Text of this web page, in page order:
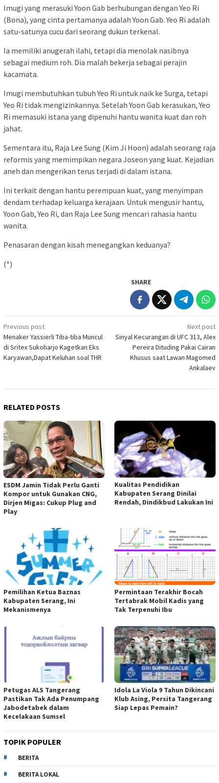
Imugi yang merasuki Yoon Gab berhubungan dengan Yeo Ri
(Bona), yang cinta pertamanya adalah Yoon Gab. Yeo Ri adalah
satu-satunya cucu dari seorang dukun terkenal.
Ia memiliki anugerah ilahi, tetapi dia menolak nasibnya
sebagai medium roh. Dia malah bekerja sebagai perajin
kacamata.
Imugi membutuhkan tubuh Yeo Ri untuk naik ke Surga, tetapi
Yeo Ri tidak mengizinkannya. Setelah Yoon Gab kerasukan, Yeo
Ri memasuki istana yang dipenuhi hantu wanita kuat dan roh
jahat.
Sementara itu, Raja Lee Sung (Kim Ji Hoon) adalah seorang raja
reformis yang memimpikan negara Joseon yang kuat. Kejadian
aneh dan mengerikan terus terjadi di dalam istana.
Ini terkait dengan hantu perempuan kuat, yang menyimpan
dendam terhadap keluarga kerajaan. Untuk mengusir hantu,
Yoon Gab, Yeo Ri, dan Raja Lee Sung mencari rahasia hantu
wanita.
Penasaran dengan kisah menegangkan keduanya?
(*)
SHARE
Post
navigation
Previous post
Menaker Yassierli Tiba-tiba Muncul
di Sritex Sukoharjo Kagetkan Eks
Karyawan,Dapat Keluhan soal THR
Next post
Sinyal Kecurangan di UFC 313, Alex
Pereira Dituding Pakai Cairan
Khusus saat Lawan Magomed
Ankalaev
RELATED POSTS
ESDM Jamin Tidak Perlu Ganti
Kompor untuk Gunakan CNG,
Dirjen Migas: Cukup Plug and
Play
Kualitas Pendidikan
Kabupaten Serang Dinilai
Rendah, Dindikbud Lakukan Ini
Pemilihan Ketua Baznas
Kabupaten Serang, Ini
Mekanismenya
Permintaan Terakhir Bocah
Tertabrak Mobil Kadis yang
Tak Terpenuhi Ibu
Petugas ALS Tangerang
Pastikan Tak Ada Penumpang
Jabodetabek dalam
Kecelakaan Sumsel
Idola La Viola 9 Tahun Dikincani
Klub Asing, Persita Tangerang
Siap Lepas Pemain?
TOPIK POPULER
BERITA
BERITA LOKAL